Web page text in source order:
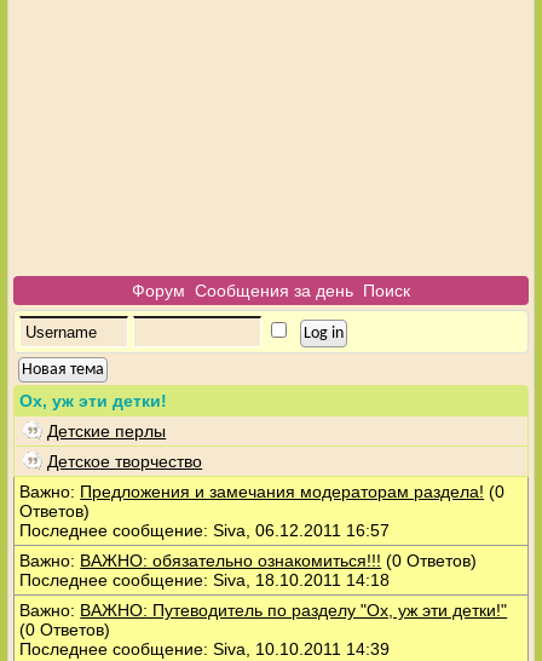
Форум Сообщения за день Поиск
Новая тема
Ох, уж эти детки!
Детские перлы
Детское творчество
Важно: Предложения и замечания модераторам раздела! (0
Ответов)
Последнее сообщение: Siva, 06.12.2011 16:57
Важно: ВАЖНО: обязательно ознакомиться!!! (0 Ответов)
Последнее сообщение: Siva, 18.10.2011 14:18
Важно: ВАЖНО: Путеводитель по разделу "Ох, уж эти детки!"
(0 Ответов)
Последнее сообщение: Siva, 10.10.2011 14:39